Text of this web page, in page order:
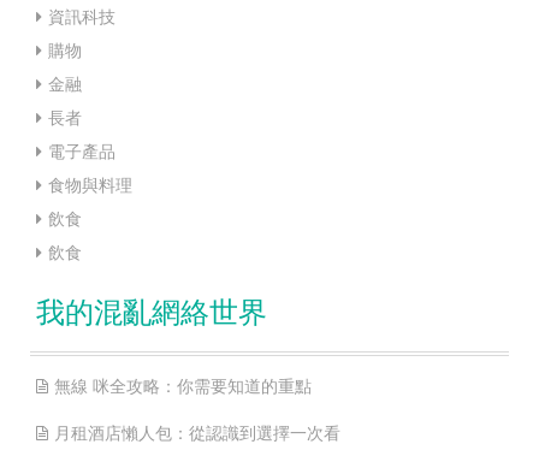
資訊科技
購物
金融
長者
電子產品
食物與料理
飲食
飲食
我的混亂網絡世界
無線 咪全攻略：你需要知道的重點
月租酒店懶人包：從認識到選擇一次看